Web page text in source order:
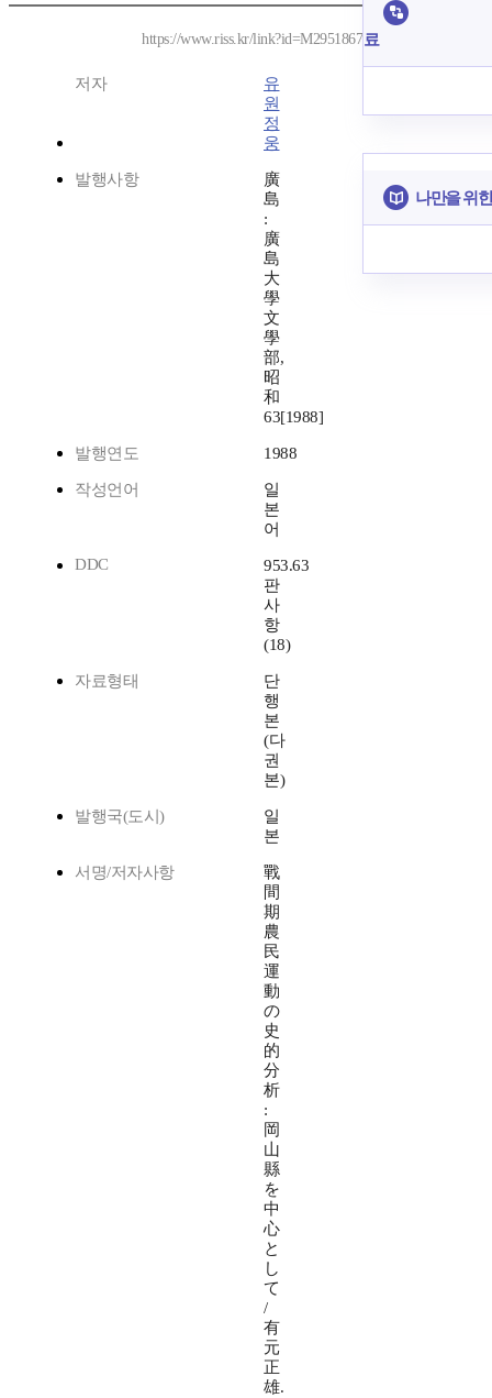
https://www.riss.kr/link?id=M2951867
저자
유
원
정
웅
발행사항
廣
島
:
廣
島
大
學
文
學
部,
昭
和
63[1988]
발행연도 1988
작성언어
일
본
어
DDC
953.63
판
사
항
(18)
자료형태
단
행
본
(다
권
본)
발행국(도시)
일
본
서명/저자사항
戰
間
期
農
民
運
動
の
史
的
分
析
:
岡
山
縣
を
中
心
と
し
て
/
有
元
正
雄.
료
나만을 위